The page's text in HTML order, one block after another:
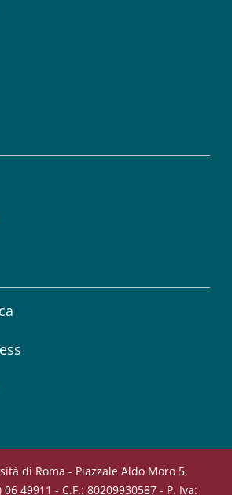
di Roma - Piazzale Aldo Moro 5,
49911 - C.F.: 80209930587 - P. Iva: